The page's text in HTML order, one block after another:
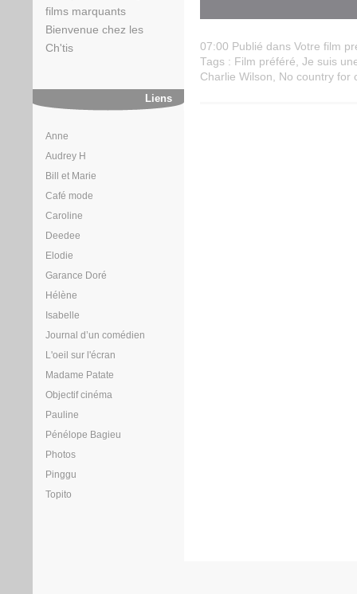
films marquants
Bienvenue chez les
Ch'tis
Liens
Anne
Audrey H
Bill et Marie
Café mode
Caroline
Deedee
Elodie
Garance Doré
Hélène
Isabelle
Journal d’un comédien
L'oeil sur l'écran
Madame Patate
Objectif cinéma
Pauline
Pénélope Bagieu
Photos
Pinggu
Topito
07:00 Publié dans Votre film
Tags : Film préféré, Je suis
Charlie Wilson, No country for